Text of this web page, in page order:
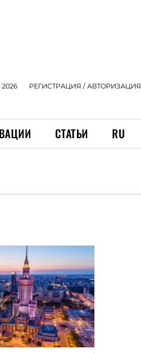
РЕГИСТРАЦИЯ / АВТОРИЗАЦИЯ
СТАТЬИ RU